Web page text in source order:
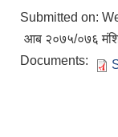
Submitted on:
आब २०७५/०७६ मंशिर
Documents: